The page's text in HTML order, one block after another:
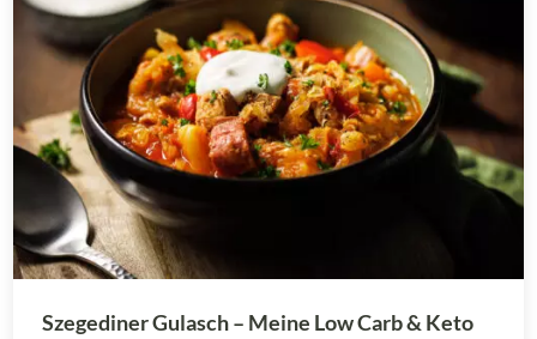
Szegediner Gulasch – Meine Low Carb & Keto